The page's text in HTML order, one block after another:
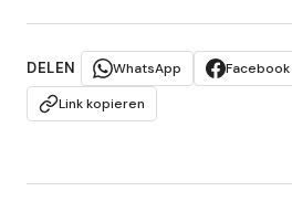
DELEN WhatsApp Facebook
Link kopieren